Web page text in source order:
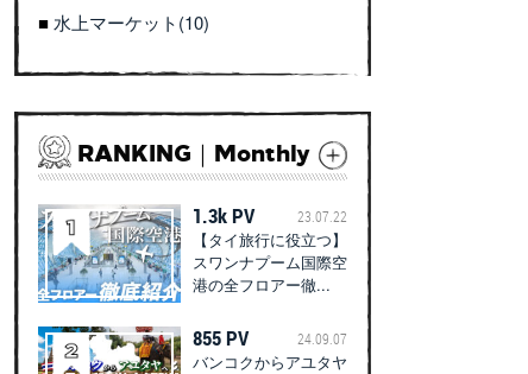
水上マーケット(10)
RANKING｜Monthly
1.3k PV 23.07.22
【タイ旅行に役立つ】
スワンナプーム国際空
港の全フロアー徹...
855 PV 24.09.07
バンコクからアユタヤ